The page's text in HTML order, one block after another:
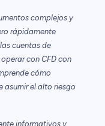
complejos y
rápidamente
cuentas de
con CFD con
cómo
asumir el alto riesgo
informativos y